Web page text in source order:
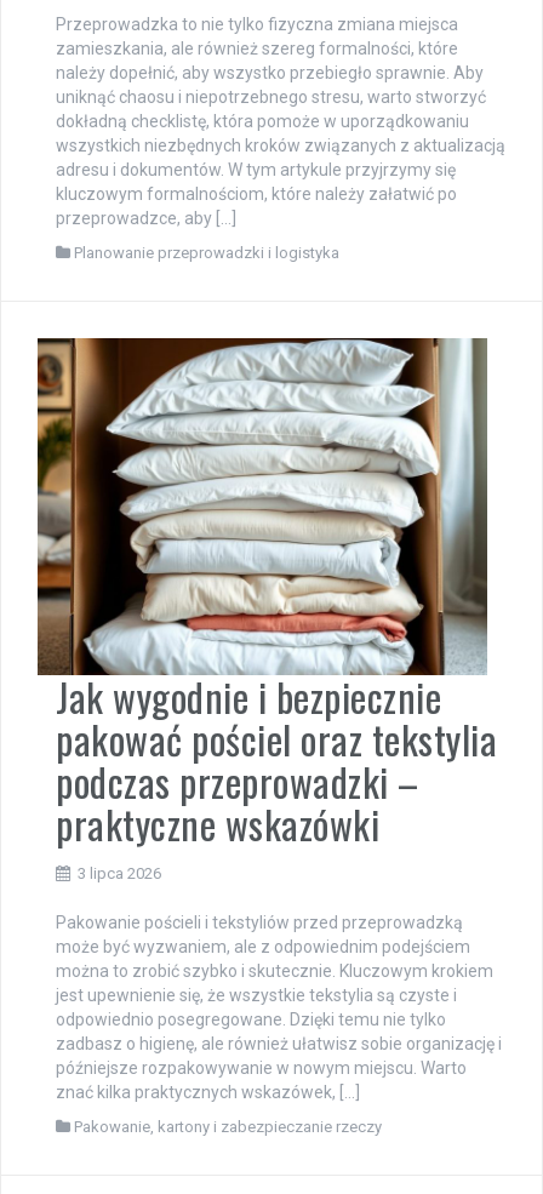
Przeprowadzka to nie tylko fizyczna zmiana miejsca
zamieszkania, ale również szereg formalności, które
należy dopełnić, aby wszystko przebiegło sprawnie. Aby
uniknąć chaosu i niepotrzebnego stresu, warto stworzyć
dokładną checklistę, która pomoże w uporządkowaniu
wszystkich niezbędnych kroków związanych z aktualizacją
adresu i dokumentów. W tym artykule przyjrzymy się
kluczowym formalnościom, które należy załatwić po
przeprowadzce, aby […]
Planowanie przeprowadzki i logistyka
Jak wygodnie i bezpiecznie
pakować pościel oraz tekstylia
podczas przeprowadzki –
praktyczne wskazówki
3 lipca 2026
Pakowanie pościeli i tekstyliów przed przeprowadzką
może być wyzwaniem, ale z odpowiednim podejściem
można to zrobić szybko i skutecznie. Kluczowym krokiem
jest upewnienie się, że wszystkie tekstylia są czyste i
odpowiednio posegregowane. Dzięki temu nie tylko
zadbasz o higienę, ale również ułatwisz sobie organizację i
późniejsze rozpakowywanie w nowym miejscu. Warto
znać kilka praktycznych wskazówek, […]
Pakowanie, kartony i zabezpieczanie rzeczy